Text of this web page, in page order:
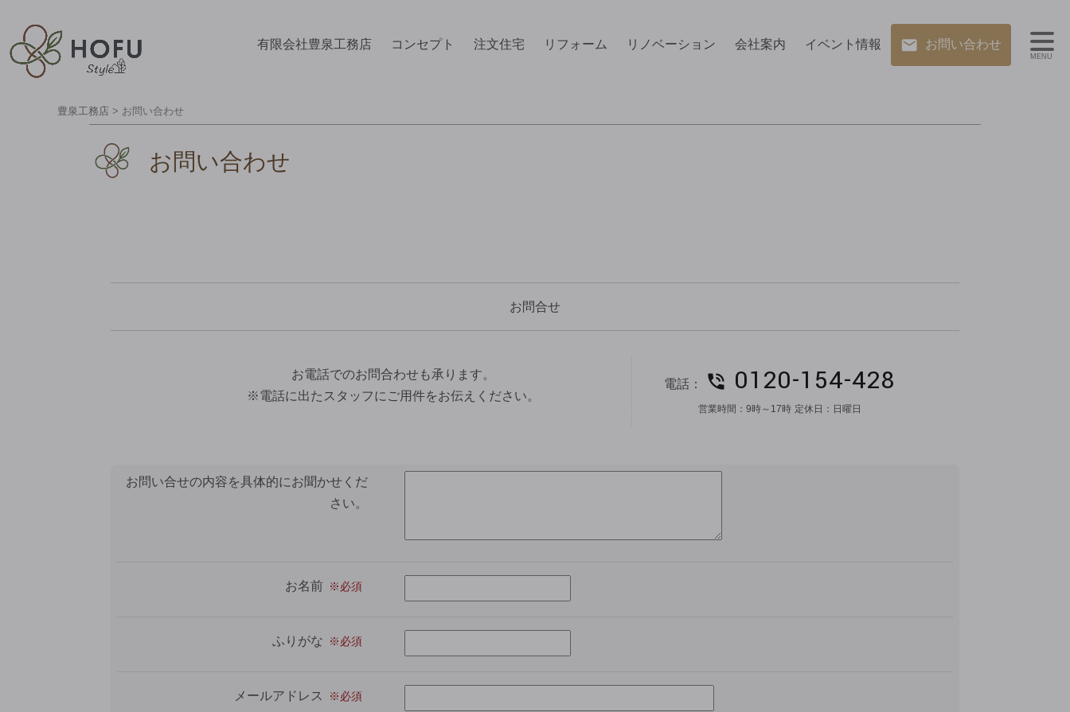
有限会社豊泉工務店 コンセプト 注文住宅 リフォーム リノベーション 会社案内 イベント情報 お問い合わせ
豊泉工務店 > お問い合わせ
お問い合わせ
お問合せ
お電話でのお問合わせも承ります。
※電話に出たスタッフにご用件をお伝えください。
電話： 0120-154-428
営業時間：9時～17時 定休日： 日曜日
お問い合せの内容を具体的にお聞かせくだ
さい。
お名前
ふりがな
メールアドレス
MENU